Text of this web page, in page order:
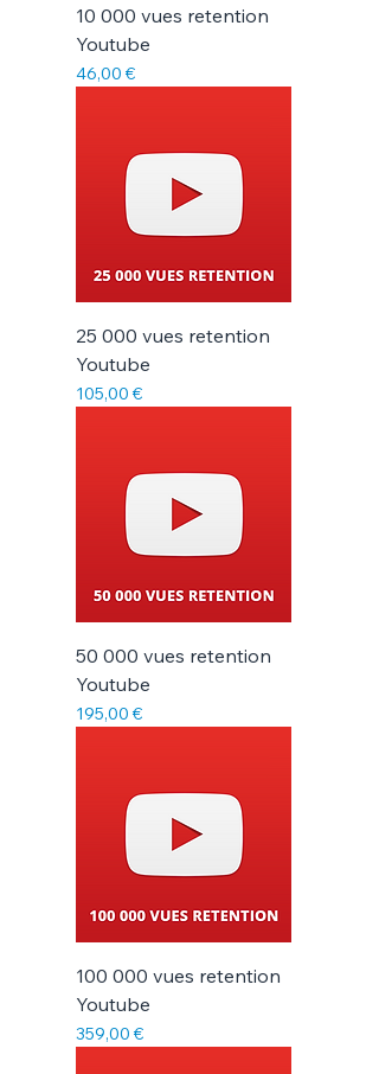
10 000 vues retention
Youtube
Prix
46,00 €
25 000 vues retention
Youtube
Prix
105,00 €
50 000 vues retention
Youtube
Prix
195,00 €
100 000 vues retention
Youtube
Prix
359,00 €